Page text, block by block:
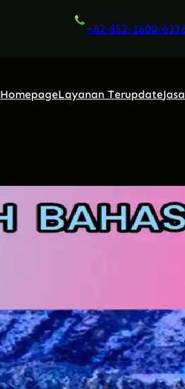
+62 852-1600-
HomepageLayanan Terupdate